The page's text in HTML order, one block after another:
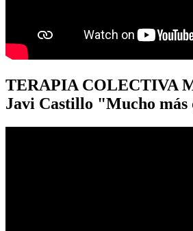
TERAPIA COLECTIVA
Javi Castillo "Mucho más